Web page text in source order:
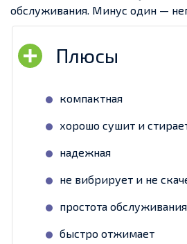
обслуживания. Минус один —
компактная
хорошо сушит и
надежная
не вибрирует и не
простота обслуживания
быстро отжимает